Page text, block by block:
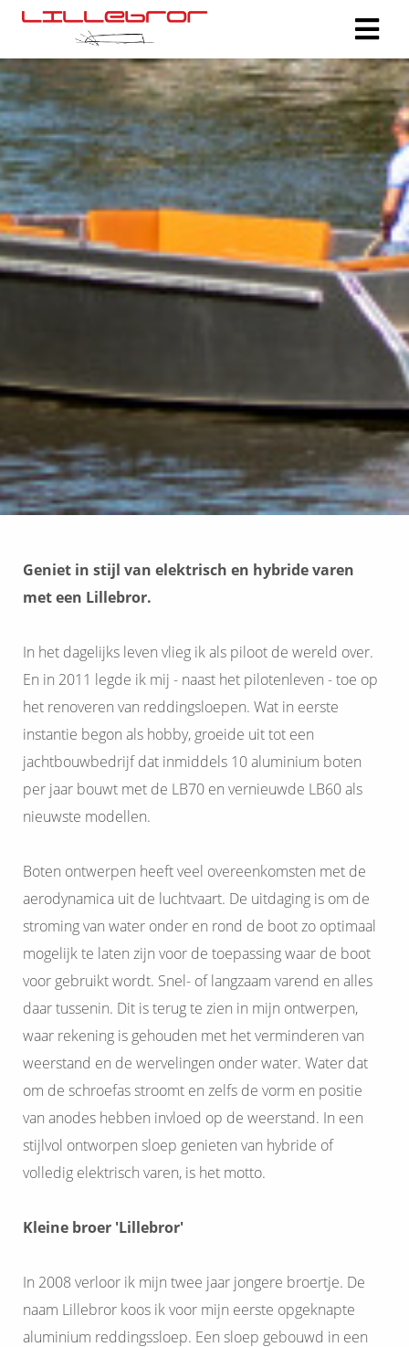
Geniet in stijl van elektrisch en hybride varen
met een Lillebror.
In het dagelijks leven vlieg ik als piloot de wereld over.
En in 2011 legde ik mij - naast het pilotenleven - toe op
het renoveren van reddingsloepen. Wat in eerste
instantie begon als hobby, groeide uit tot een
jachtbouwbedrijf dat inmiddels 10 aluminium boten
per jaar bouwt met de LB70 en vernieuwde LB60 als
nieuwste modellen.
Boten ontwerpen heeft veel overeenkomsten met de
aerodynamica uit de luchtvaart. De uitdaging is om de
stroming van water onder en rond de boot zo optimaal
mogelijk te laten zijn voor de toepassing waar de boot
voor gebruikt wordt. Snel- of langzaam varend en alles
daar tussenin. Dit is terug te zien in mijn ontwerpen,
waar rekening is gehouden met het verminderen van
weerstand en de wervelingen onder water. Water dat
om de schroefas stroomt en zelfs de vorm en positie
van anodes hebben invloed op de weerstand. In een
stijlvol ontworpen sloep genieten van hybride of
volledig elektrisch varen, is het motto.
Kleine broer 'Lillebror'
In 2008 verloor ik mijn twee jaar jongere broertje. De
naam Lillebror koos ik voor mijn eerste opgeknapte
aluminium reddingssloep. Een sloep gebouwd in een